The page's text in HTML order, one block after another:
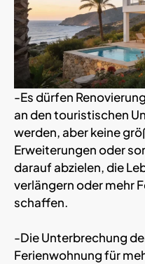
-Es dürfen
an den touristischen
werden, aber keine
Erweiterungen oder
darauf abzielen, die
verlängern oder mehr
schaffen.
-Die Unterbrechung
Ferienwohnung für